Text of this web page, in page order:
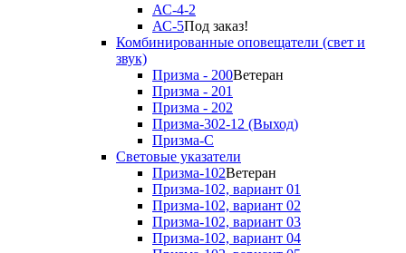
АС-4-2
АС-5Под заказ!
Комбинированные оповещатели (свет и
звук)
Призма - 200Ветеран
Призма - 201
Призма - 202
Призма-302-12 (Выход)
Призма-С
Световые указатели
Призма-102Ветеран
Призма-102, вариант 01
Призма-102, вариант 02
Призма-102, вариант 03
Призма-102, вариант 04